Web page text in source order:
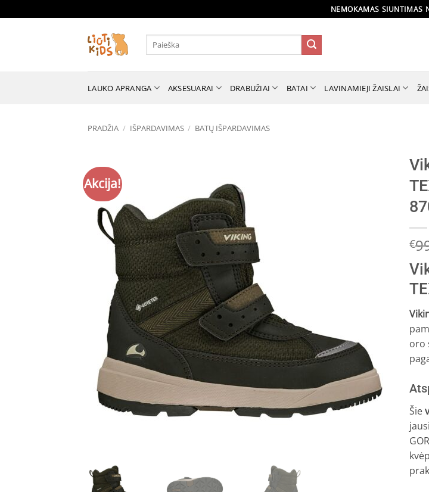
to
NEMOKAMAS SIUNTIMAS
Ieškoti:
LAUKO APRANGA AKSESUARAI DRABUŽIAI BATAI LAVINAMIEJI ŽAISLAI
PRADŽIA / IŠPARDAVIMAS / BATŲ IŠPARDAVIMAS
Akcija!
€
oro
Šie